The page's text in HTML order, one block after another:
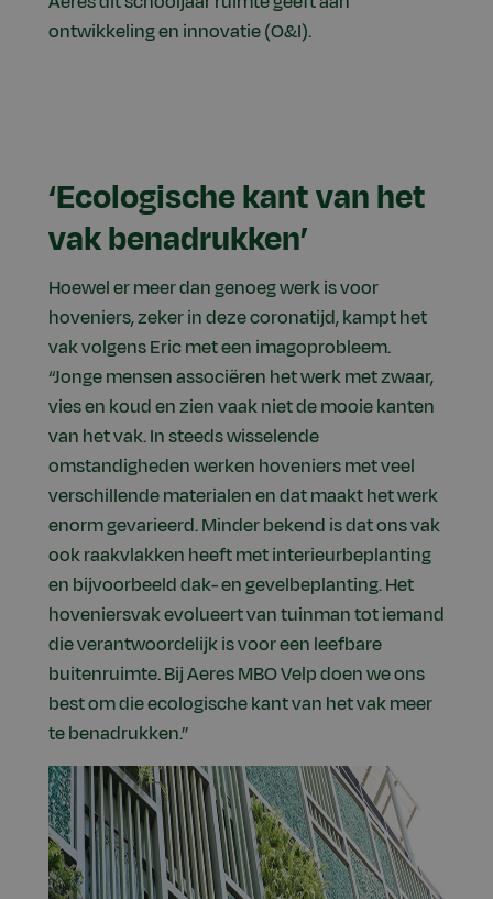
ontwikkeling en innovatie (O&I).
‘Ecologische kant van het
vak benadrukken’
Hoewel er meer dan genoeg werk is voor
hoveniers, zeker in deze coronatijd, kampt het
vak volgens Eric met een imagoprobleem.
“Jonge mensen associëren het werk met zwaar,
vies en koud en zien vaak niet de mooie kanten
van het vak. In steeds wisselende
omstandigheden werken hoveniers met veel
verschillende materialen en dat maakt het werk
enorm gevarieerd. Minder bekend is dat ons vak
ook raakvlakken heeft met interieurbeplanting
en bijvoorbeeld dak- en gevelbeplanting. Het
hoveniersvak evolueert van tuinman tot iemand
die verantwoordelijk is voor een leefbare
buitenruimte. Bij Aeres MBO Velp doen we ons
best om die ecologische kant van het vak meer
te benadrukken.”